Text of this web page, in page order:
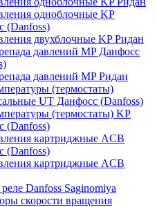
одноблочные KP
(Danfoss)
двухблочные KP Ридан
давлений MP Данфосс
давлений MP Ридан
(термостаты)
UT Данфосс (Danfoss)
(термостаты) KP
(Danfoss)
картриджные ACB
(Danfoss)
картриджные ACB
Danfoss Saginomiya
скорости вращения